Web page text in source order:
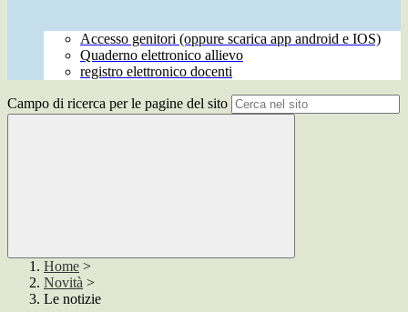
Accesso genitori (oppure scarica app android e IOS)
Quaderno elettronico allievo
registro elettronico docenti
Campo di ricerca per le pagine del sito
Home >
Novità >
Le notizie